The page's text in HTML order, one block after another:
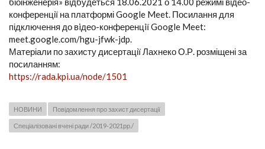
конференції на платформі Google Meet. Посилання для
підключення до вiдео-конференцiї Google Meet:
meet.google.com/hgu-jfwk-jdp.
Матеріали по захисту дисертації Лахнеко О.Р. розміщені за
посиланням:
https://rada.kpi.ua/node/1501
НОВИНИ Повідомлення про захист дисертації
Спеціалізовані вчені ради /2019-2021рр./